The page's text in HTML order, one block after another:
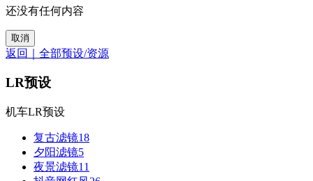
还没有任何内容
取消
返回｜全部预设/资源
LR预设
机车LR预设
复古滤镜18
夕阳滤镜5
夜景滤镜11